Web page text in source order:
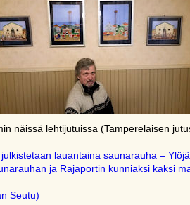
näissä lehtijutuissa (Tamperelaisen
lauantaina saunarauha –
ja Rajaportin kunniaksi kaksi
Seutu)